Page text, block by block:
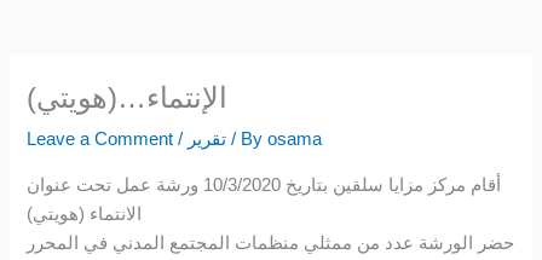
الإنتماء…(هويتي)
Leave a Comment / تقرير / Byosama
أقام مركز مزايا سلقين بتاريخ 10/3/2020 ورشة عمل تحت عنوان
الانتماء (هويتي)
حضر الورشة عدد من ممثلي منظمات المجتمع المدني في المحرر